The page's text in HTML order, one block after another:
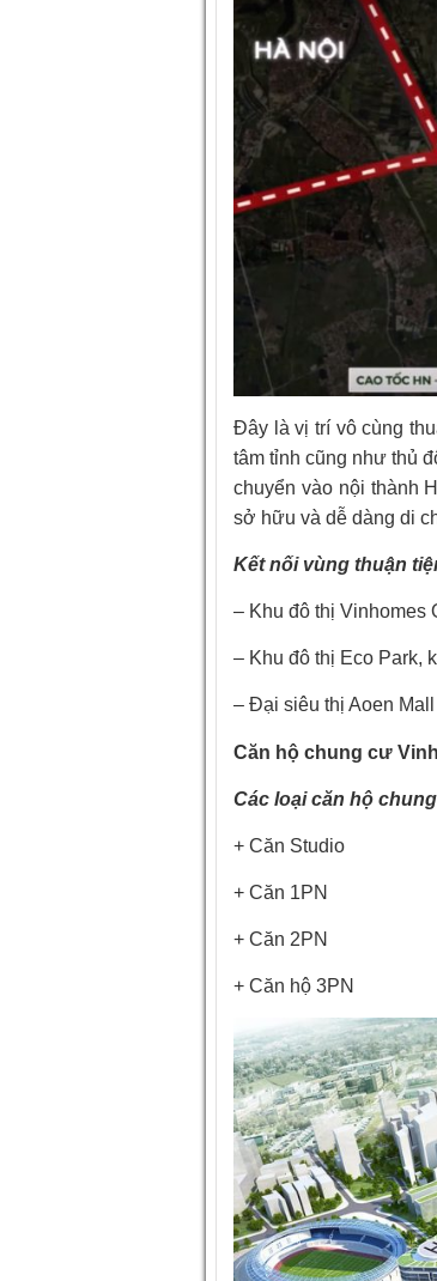
Đây là vị trí vô cùng
tâm tỉnh cũng như thủ
chuyển vào nội thành
sở hữu và dễ dàng di
Kết nối vùng thuận
– Khu đô thị Vinhomes
– Khu đô thị Eco Park,
– Đại siêu thị Aoen
Căn hộ chung cư
Các loại căn hộ
+ Căn Studio
+ Căn 1PN
+ Căn 2PN
+ Căn hộ 3PN